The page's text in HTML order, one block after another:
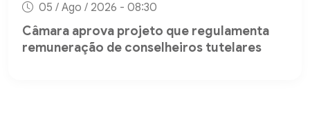
05 / Ago / 2026 - 08:30
Câmara aprova projeto que regulamenta
remuneração de conselheiros tutelares